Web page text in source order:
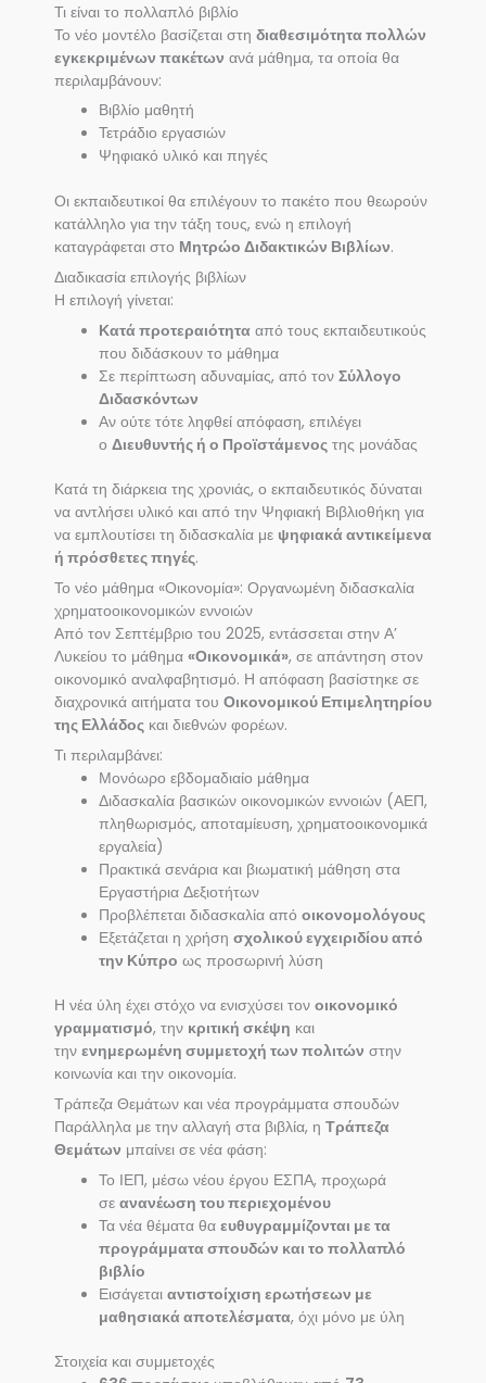
Τι είναι το πολλαπλό βιβλίο
Το νέο μοντέλο βασίζεται στη διαθεσιμότητα πολλών
εγκεκριμένων πακέτων ανά μάθημα, τα οποία θα
περιλαμβάνουν:
Βιβλίο μαθητή
Τετράδιο εργασιών
Ψηφιακό υλικό και πηγές
Οι εκπαιδευτικοί θα επιλέγουν το πακέτο που θεωρούν
κατάλληλο για την τάξη τους, ενώ η επιλογή
καταγράφεται στο Μητρώο Διδακτικών Βιβλίων.
Διαδικασία επιλογής βιβλίων
Η επιλογή γίνεται:
Κατά προτεραιότητα από τους εκπαιδευτικούς
που διδάσκουν το μάθημα
Σε περίπτωση αδυναμίας, από τονΣύλλογο
Διδασκόντων
Αν ούτε τότε ληφθεί απόφαση, επιλέγει
οΔιευθυντής ή ο Προϊστάμενος της μονάδας
Κατά τη διάρκεια της χρονιάς, ο εκπαιδευτικός δύναται
να αντλήσει υλικό και από την Ψηφιακή Βιβλιοθήκη για
να εμπλουτίσει τη διδασκαλία με ψηφιακά αντικείμενα
ή πρόσθετες πηγές.
Το νέο μάθημα «Οικονομία»: Οργανωμένη διδασκαλία
χρηματοοικονομικών εννοιών
Από τον Σεπτέμβριο του 2025, εντάσσεται στην Α’
Λυκείου το μάθημα «Οικονομικά», σε απάντηση στον
οικονομικό αναλφαβητισμό. Η απόφαση βασίστηκε σε
διαχρονικά αιτήματα του Οικονομικού Επιμελητηρίου
της Ελλάδος και διεθνών φορέων.
Τι περιλαμβάνει:
Μονόωρο εβδομαδιαίο μάθημα
Διδασκαλία βασικών οικονομικών εννοιών (ΑΕΠ,
πληθωρισμός, αποταμίευση, χρηματοοικονομικά
εργαλεία)
Πρακτικά σενάρια και βιωματική μάθηση στα
Εργαστήρια Δεξιοτήτων
Προβλέπεται διδασκαλία απόοικονομολόγους
Εξετάζεται η χρήσησχολικού εγχειριδίου από
την Κύπρο ως προσωρινή λύση
Η νέα ύλη έχει στόχο να ενισχύσει τον οικονομικό
γραμματισμό, την κριτική σκέψη και
την ενημερωμένη συμμετοχή των πολιτών στην
κοινωνία και την οικονομία.
Τράπεζα Θεμάτων και νέα προγράμματα σπουδών
Παράλληλα με την αλλαγή στα βιβλία, η Τράπεζα
Θεμάτων μπαίνει σε νέα φάση:
Το ΙΕΠ, μέσω νέου έργου ΕΣΠΑ, προχωρά
σεανανέωση του περιεχομένου
Τα νέα θέματα θαευθυγραμμίζονται με τα
προγράμματα σπουδών και το πολλαπλό
βιβλίο
Εισάγεταιαντιστοίχιση ερωτήσεων με
μαθησιακά αποτελέσματα, όχι μόνο με ύλη
Στοιχεία και συμμετοχές